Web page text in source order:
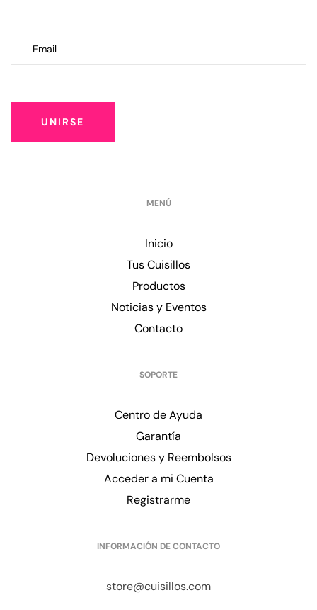
UNIRSE
MENÚ
Inicio
Tus Cuisillos
Productos
Noticias y Eventos
Contacto
SOPORTE
Centro de Ayuda
Garantía
Devoluciones y Reembolsos
Acceder a mi Cuenta
Registrarme
INFORMACIÓN DE CONTACTO
store@cuisillos.com